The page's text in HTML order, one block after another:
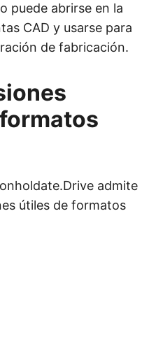
puede abrirse en la
CAD y usarse para
de fabricación.
admite
útiles de formatos